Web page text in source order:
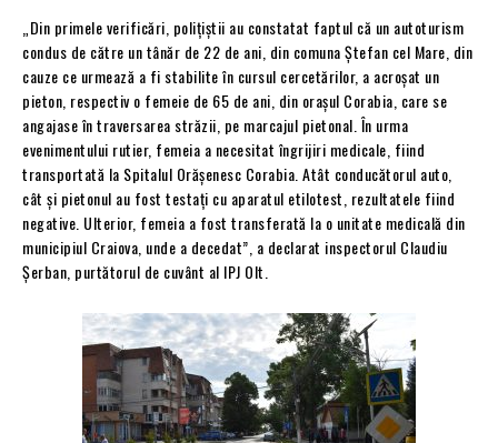
„Din primele verificări, polițiștii au constatat faptul că un autoturism
condus de către un tânăr de 22 de ani, din comuna Ștefan cel Mare, din
cauze ce urmează a fi stabilite în cursul cercetărilor, a acroșat un
pieton, respectiv o femeie de 65 de ani, din orașul Corabia, care se
angajase în traversarea străzii, pe marcajul pietonal. În urma
evenimentului rutier, femeia a necesitat îngrijiri medicale, fiind
transportată la Spitalul Orășenesc Corabia. Atât conducătorul auto,
cât și pietonul au fost testați cu aparatul etilotest, rezultatele fiind
negative. Ulterior, femeia a fost transferată la o unitate medicală din
municipiul Craiova, unde a decedat”, a declarat inspectorul Claudiu
Șerban, purtătorul de cuvânt al IPJ Olt.